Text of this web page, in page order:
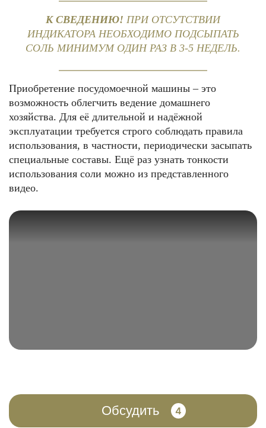
К СВЕДЕНИЮ! ПРИ ОТСУТСТВИИ
ИНДИКАТОРА НЕОБХОДИМО ПОДСЫПАТЬ
СОЛЬ МИНИМУМ ОДИН РАЗ В 3-5 НЕДЕЛЬ.
Приобретение посудомоечной машины – это
возможность облегчить ведение домашнего
хозяйства. Для её длительной и надёжной
эксплуатации требуется строго соблюдать правила
использования, в частности, периодически засыпать
специальные составы. Ещё раз узнать тонкости
использования соли можно из представленного
видео.
Обсудить 4